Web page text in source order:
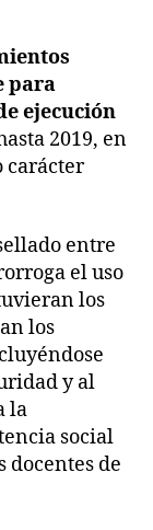
para
ejecución
2019, en
carácter
entre
el uso
los
los
y al
la
social
docentes de